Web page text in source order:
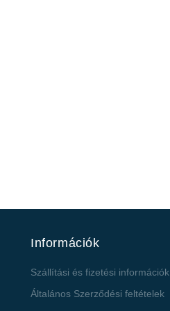
Információk
Szállítási és fizetési információk
Általános Szerződési feltételek